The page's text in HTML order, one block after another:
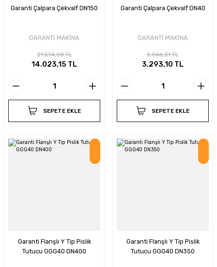
Garanti Çalpara Çekvalf DN150
GARANTİ MAKİNA
21.574,08 TL
14.023,15 TL
SEPETE EKLE
Garanti Çalpara Çekvalf DN40
GARANTİ MAKİNA
5.066,31 TL
3.293,10 TL
SEPETE EKLE
Garanti Flanşlı Y Tip Pislik
Tutucu GGG40 DN400
Garanti Flanşlı Y Tip Pislik
Tutucu GGG40 DN350